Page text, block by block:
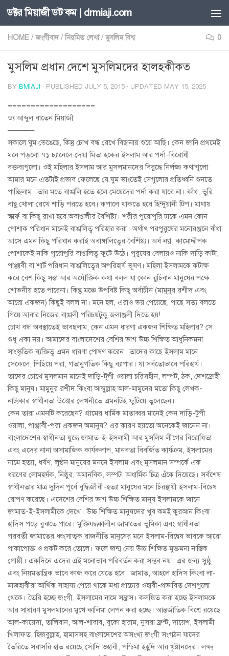
Skip to content
ডক্টর মিয়াজী ডট কম | drmiaji.com
HOME / জংগীবাদ / নিয়মিত লেখা / মুসলিম বিশ্ব 0
মুসলিম প্রধান দেশে মুসলিমদের হালহকীকত
BY BMIAJI · PUBLISHED JULY 5, 2015 · UPDATED MAY 15, 2025
===================
ডঃ আব্দুল বাতেন মিয়াজী
———–
সকালে ঘুম ভেঙেছে, কিন্তু চোখ বন্ধ রেখে বিছানায় শুয়ে আছি। কেন জানি প্রথমেই
মনে পড়লো ৭১ চ্যানেলে দেয়া মিতা হকের ইসলাম আর পর্দা–বিরোধী
বক্তব্যগুলো। ওই মহিলার ইসলাম আর মুসলমানদের বিরুদ্ধে নির্লজ্জ কথাগুলো
আমার মনে এতটাই প্রভাব ফেলেছে যে ঘুম ভাংতেই সেগুলোর প্রতিধ্বনি শুনতে
পাচ্ছিলাম। তার মতে বাঙালি হতে হলে মেয়েদের পর্দা করা যাবে না। কাঁধ, ভুরি,
বাহু খোলা রেখে শাড়ি পরতে হবে। কপালে থাকতে হবে হিন্দুয়ানী টিপ। মাথায়
স্কার্ফ বা কিছু রাখা হবে অবাঙালীর বৈশিষ্ট্য। শরীর পুরোপুরি ঢাকে এমন কোন
পোশাক পরিধান মানেই বাঙালিত্ব পরিহার করা। অর্থাৎ পরপুরুষের মনোরঞ্জনে বাঁধা
আসে এমন কিছু পরিধান করাই অবাঙ্গালিত্বের বৈশিষ্ট্য। অর্ধ নগ্ন, কামোদ্দীপক
পোশাকেই নাকি পুরোপুরি বাঙালিত্ব ফুটে উঠে। পুরুষের বেলায়ও নাকি দাড়ি কাটা,
পাঞ্জাবী বা শার্ট পরিধান বাঙালিত্বের অপরিহার্য ভূষণ। মহিলা ইসলামকে কটাক্ষ
করে বেশ কিছু সস্তা আর অযৌক্তিক কথা বলল যা কোন রুচিবান মানুষের পক্ষে
শোভনীয় হতে পারেনা। কিন্তু মঞ্চে উপবিষ্ট কিছু অর্বাচীন (মামুনুর রশীদ এবং
আরো একজন) কিছুই বলল না। মনে হল, এরাও ভয় পেয়েছে, পাছে সত্য বলতে
গিয়ে আবার নিজের বাঙালী পরিচয়টুকু জলাঞ্জলী দিতে হয়!
চোখ বন্ধ অবস্থাতেই ভাবছলাম, কেন এমন ধারণা একজন শিক্ষিত মহিলার? সে
শুধু একা নয়। আমাদের বাংলাদেশের বেশির ভাগ উচ্চ শিক্ষিত আধুনিকমনা
সাংস্কৃতিক ব্যক্তিত্ব এমন ধারণা পোষণ করেন। তাদের কাছে ইসলাম মানে
সেকেলে, পিছিয়ে পরা, গতানুগতিক কিছু ব্যাপার। যা সর্বতোভাবে পরিহার্য।
তাদের চোখে মুসলমান মানেই দাড়ি-টুপী ওয়ালা চরিত্রহীন, লম্পট, ঠক, দেশদ্রোহী
কিছু মানুষ। মামুনুর রশীদ কিংবা আব্দুল্লাহ আল-মামুনের মতো কিছু লেখক-
নাট্যকার স্বাধীনতা উত্তোর লেখনীতে এমনটিই ফুটিয়ে তুলেছেন।
কেন তারা এমনটি করেছেন? গ্রামের ধার্মিক মাতাব্বর মানেই কেন দাড়ি-টুপী
ওয়ালা, পাঞ্জাবী-পরা একজন অমানুষ? এর কারণ হয়তো অনেকেই জানেন না।
বাংলাদেশের স্বাধীনতা যুদ্ধে জামাত-ই-ইসলামী আর মুসলিম লীগের বিরোধিতা
এবং এদের নানা অসামাজিক কার্যকলাপ, মানবতা বিবর্জিত কার্যক্রম, ইসলামের
নামে হত্যা, ধর্ষণ, লুণ্ঠন মানুষের মননে ইসলাম এবং মুসলমান সম্পর্কে এক
ধরণের লোমহর্ষক, নিষ্ঠুর, অমানবিক, লম্পট, অধার্মিক চিত্র এঁকে দিয়েছে। সর্বশেষ
স্বাধীনতার মাত্র দুদিন পূর্বে বুদ্ধিজীবী-হত্যা মানুষের মনে চিরস্থায়ী ইসলাম-বিদ্বেষ
রোপণ করেছে। এদেশের বেশির ভাগ উচ্চ শিক্ষিত মানুষ ইসলামকে জানে
জামাত-ই-ইসলামীকে দেখে। উচ্চ শিক্ষিত মানুষদের খুব কমই কুরআন কিংবা
হাদিস পড়ে বুঝতে পারে। মুক্তিযদ্ধকালীন জামাতের ভুমিকা এবং স্বাধীনতা
পরবর্তী জামাতের ধ্বংসাত্মক রাজনীতি মানুষের মনে ইসলাম-বিদ্বেষ ভাবকে আরো
পাকাপোক্ত ও প্রকট করে তোলে। ফলে জন্ম নেয় উচ্চ শিক্ষিত মুক্তমনা নাস্তিক
গোষ্ঠী। একদিনে এদের এই মনোভাব পরিবর্তন করা সম্ভব নয়। এর জন্য সুষ্ঠু
এবং নিয়মতান্ত্রিক ভাবে কাজ করে যেতে হবে। জামাত, আহলে হাদিস কিংবা লা-
মাজহাবীরা আর্থিক সাহায্য পেয়ে থাকে মধ্য প্রাচ্যের ওহাবী-প্রভাবিত দেশগুলো
থেকে। তৈরি হচ্ছে জংগী, ইসলামের নামে সন্ত্রাস। কলঙ্কিত করা হচ্ছে ইসলামকে।
আর সাধারণ মুসলমানের মুখে কালিমা লেপন করা হচ্ছে। আন্তর্জাতিক বিশ্বে রয়েছে
আল-কায়েদা, তালিবান, আল-শাবাব, বুকো হারাম, নুসরা ফ্রন্ট, দায়েশ, ইসলামী
খিলাফত, হিজবুল্লাহ, হামাসসহ বাংলাদেশের অসংখ্য জংগী সংগঠন যাদের
তৈরিতে সরাসরি হাত রয়েছে সৌদি ওহাবী, পশ্চিমা ইহুদি আর খৃষ্টানদের। লক্ষ্য